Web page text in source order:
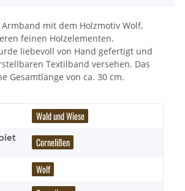
mit dem Holzmotiv Wolf,
feinen Holzelementen.
liebevoll von Hand gefertigt und
Textilband versehen. Das
Gesamtlänge von ca. 30 cm.
Wald und Wiese
Cornelißen
Wolf